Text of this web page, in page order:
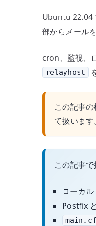
Ubuntu 22.04
部からメール
cron、監視、
relayhost
この記事
て扱います。
この記事で
ローカ
Postfix と
main.cf